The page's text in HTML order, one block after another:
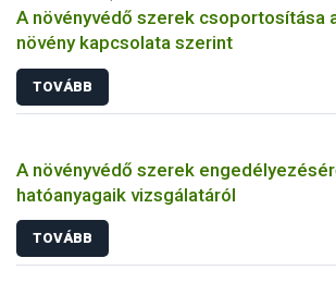
A növényvédő szerek csoportosítása
növény kapcsolata szerint
TOVÁBB
A növényvédő szerek
hatóanyagaik vizsgálatáról
TOVÁBB